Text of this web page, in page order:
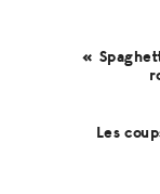
«
Les